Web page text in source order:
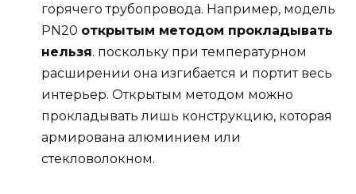
горячего трубопровода. Например, модель
PN20 открытым методом прокладывать
нельзя. поскольку при температурном
расширении она изгибается и портит весь
интерьер. Открытым методом можно
прокладывать лишь конструкцию, которая
армирована алюминием или
стекловолокном.